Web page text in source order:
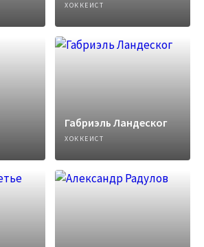
ХОККЕИСТ
Габриэль Ландеског
ХОККЕИСТ